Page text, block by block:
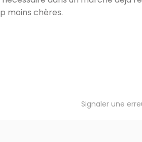
moins chères.
Signaler une